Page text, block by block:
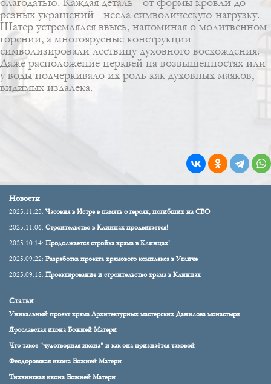
резных украшений - несла символическую нагрузку.
Шатер устремлялся ввысь, напоминая о молитвенном
горении, а многоярусные конструкции
символизировали лествицу духовного восхождения.
Даже расположение церквей на возвышенностях или
у воды подчеркивало их роль как духовных маяков,
видимых издалека.
Новости
2025.11.23: Часовня в Истре в память о героях, погибших на СВО
2025.11.06: Строительство в Клинцах продвигается!
2025.10.14: Продолжается стройка храма в Клинцах!
2025.09.22: Разработка проекта храмового комплекса в Угличе
2025.09.18: Проектирование и строительство храма в Клинцах
Статьи
Уникальный проект храма Архитектурных мастерских Данилова монастыря
Ярославская икона Божией Матери
Что такое "чудотворная икона" и как она признаётся таковой
Феодоровская икона Божией Матери
Тихвинская икона Божией Матери